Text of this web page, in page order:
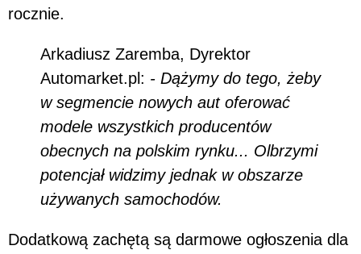
rocznie.
Arkadiusz Zaremba, Dyrektor
Automarket.pl: - Dążymy do tego, żeby
w segmencie nowych aut oferować
modele wszystkich producentów
obecnych na polskim rynku... Olbrzymi
potencjał widzimy jednak w obszarze
używanych samochodów.
Dodatkową zachętą są darmowe ogłoszenia dla